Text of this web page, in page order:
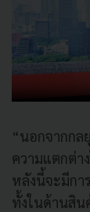
“นอกจากกล
ความแตกต่า
หลังนี้จะมีกา
ทั้งในด้านสิน